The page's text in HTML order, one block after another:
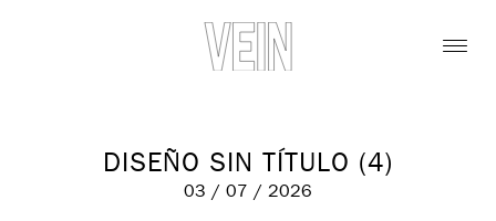
DISEÑO SIN TÍTULO (4)
03 / 07 / 2026